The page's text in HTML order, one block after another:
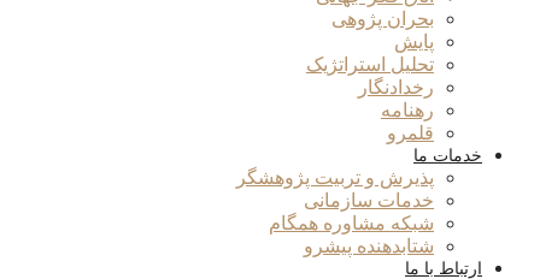
بحران پژوهی
پایش
تحلیل استراتژیک
رخدادنگار
رهنامه
قلمرو
خدمات ما
پذیرش و تربیت پژوهشگر
خدمات سازمانی
شبکه مشاوره همگام
شتابدهنده پیشرو
ارتباط با ما